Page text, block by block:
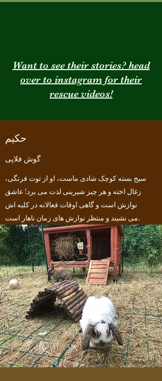
Want to see their stories? head
over to instagram for their
rescue videos!
حکیم
گوش فلاپی
سیج بسته کوچک شادی ماست، او از توت فرنگی،
زغال اخته و هر چیز شیرینی لذت می برد! عاشق
نوازش است و گاهی اوقات فعالانه در کلبه اش
می نشیند و منتظر نوازش های زمان ناهار است.